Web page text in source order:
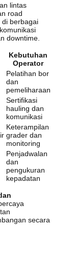
lintas
road
berbagai
downtime.
Kebutuhan
Operator
Pelatihan bor
dan
pemeliharaan
Sertifikasi
hauling dan
komunikasi
Keterampilan
grader dan
monitoring
Penjadwalan
dan
pengukuran
kepadatan
secara